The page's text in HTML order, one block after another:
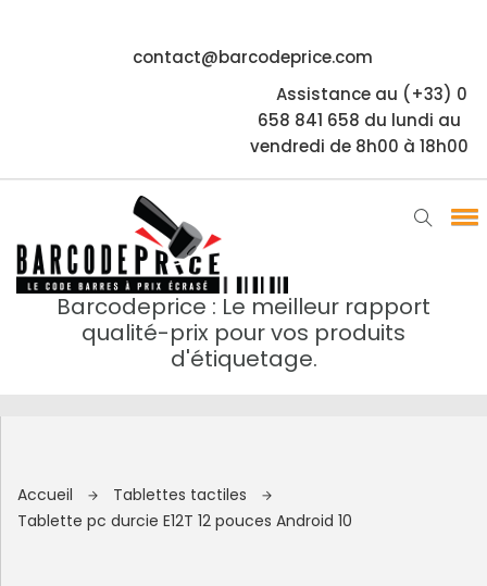
contact@barcodeprice.com
Assistance au (+33) 0
658 841 658 du lundi au
vendredi de 8h00 à 18h00
Barcodeprice : Le meilleur rapport
qualité-prix pour vos produits
d'étiquetage.
Accueil
Tablettes tactiles
Tablette pc durcie E12T 12 pouces Android 10